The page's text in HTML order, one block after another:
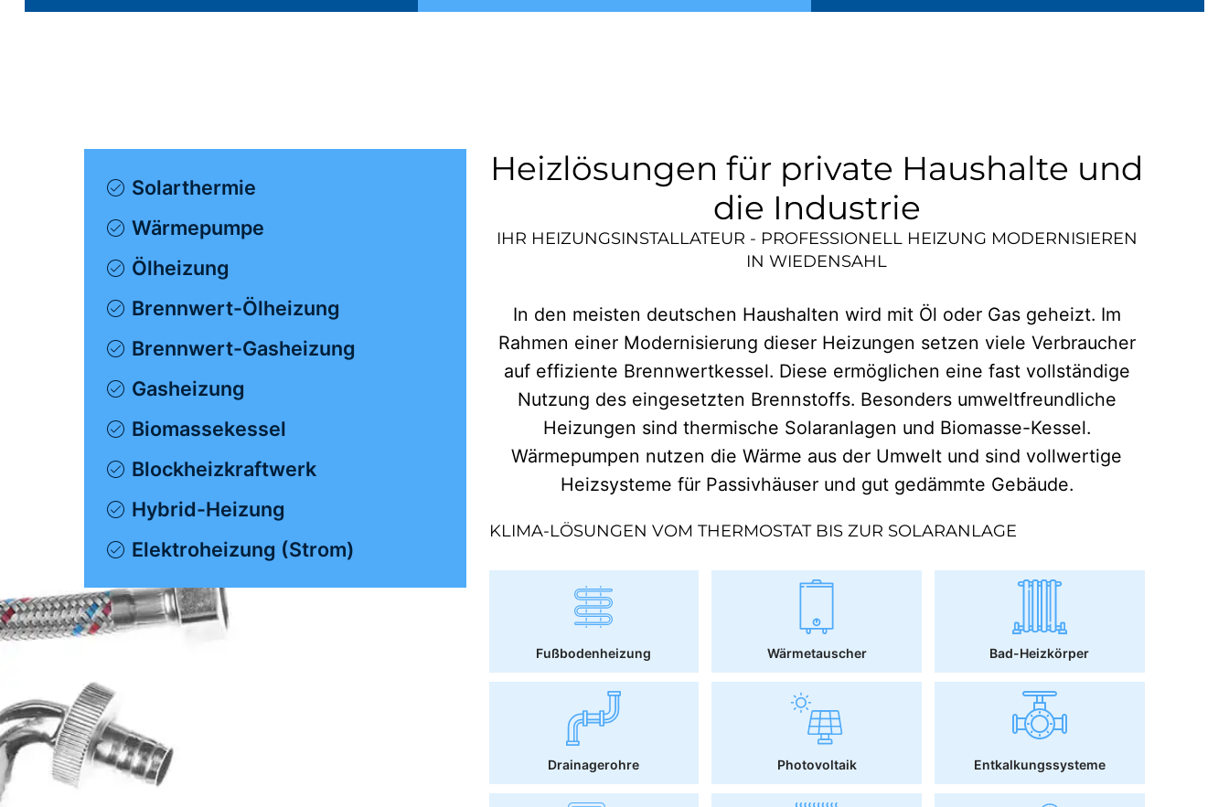
Solarthermie
Wärmepumpe
Ölheizung
Brennwert-Ölheizung
Brennwert-Gasheizung
Gasheizung
Biomassekessel
Blockheizkraftwerk
Hybrid-Heizung
Elektroheizung (Strom)
Heizlösungen für private Haushalte und
die Industrie
IHR HEIZUNGSINSTALLATEUR - PROFESSIONELL HEIZUNG MODERNISIEREN
INWIEDENSAHL
In den meisten deutschen Haushalten wird mit Öl oder Gas geheizt. Im
Rahmen einer Modernisierung dieser Heizungen setzen viele Verbraucher
auf effiziente Brennwertkessel. Diese ermöglichen eine fast vollständige
Nutzung des eingesetzten Brennstoffs. Besonders umweltfreundliche
Heizungen sind thermische Solaranlagen und Biomasse-Kessel.
Wärmepumpen nutzen die Wärme aus der Umwelt und sind vollwertige
Heizsysteme für Passivhäuser und gut gedämmte Gebäude.
KLIMA-LÖSUNGEN VOM THERMOSTAT BIS ZUR SOLARANLAGE
Fußbodenheizung Wärmetauscher Bad-Heizkörper
Drainagerohre Photovoltaik Entkalkungssysteme